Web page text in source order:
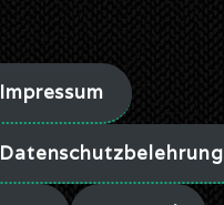
Impressum
Datenschutzbelehrung